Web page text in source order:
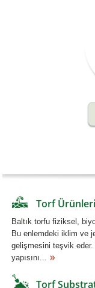
Torf Ürünleri
Baltık torfu fiziksel,
Bu enlemdeki iklim ve
gelişmesini teşvik eder.
yapısını...
Torf